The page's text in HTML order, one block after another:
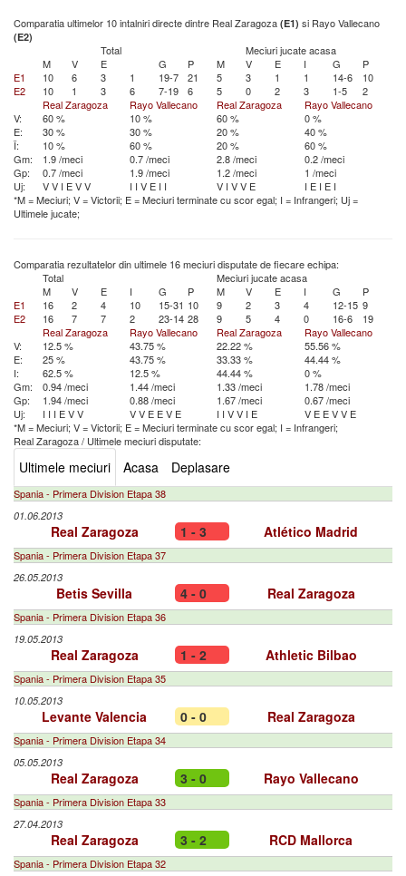
Comparatia ultimelor 10 intalniri directe dintre Real Zaragoza (E1) si Rayo Vallecano
(E2)
Total
Meciuri jucate acasa
M
V E G P M V E I G
P
E1
10 6 3 1 19-7 21 5 3 1 1 14-6
10
E2
10 1 3 6 7-19 6 5 0 2 3 1-5
2
Real Zaragoza
Rayo Vallecano Real Zaragoza
Rayo Vallecano
V:
60 % 10 % 60 %
0 %
E:
30 % 30 % 20 %
40 %
Î:
10 % 60 % 20 %
60 %
Gm:
1.9 /meci 0.7 /meci 2.8 /meci
0.2 /meci
Gp:
0.7 /meci 1.9 /meci 1.2 /meci
1 /meci
Uj:
VV I EVV I I V E I I V I VV E I E I E I
*M = Meciuri; V = Victorii; E = Meciuri terminate cu scor egal; I = Infrangeri; Uj =
Ultimele jucate;
Comparatia rezultatelor din ultimele 16 meciuri disputate de fiecare echipa:
Total
Meciuri jucate acasa
M
V E I G P M V E I G
P
E1
16 2 4 10 15-31 10 9 2 3 4 12-15 9
E2
16 7 7 2 23-14 28 9 5 4 0 16-6
19
Real Zaragoza
Rayo Vallecano Real Zaragoza
Rayo Vallecano
V:
12.5 % 43.75 % 22.22 %
55.56 %
E:
25 % 43.75 % 33.33 %
44.44 %
I:
62.5 % 12.5 % 44.44 %
0 %
Gm:
0.94 /meci 1.44 /meci 1.33 /meci
1.78 /meci
Gp:
1.94 /meci 0.88 /meci 1.67 /meci
0.67 /meci
Uj:
I I I EVV VV E EV E I I VV I E V E EVV E
*M = Meciuri; V = Victorii; E = Meciuri terminate cu scor egal; I = Infrangeri;
Real Zaragoza/ Ultimele meciuri disputate:
Ultimele meciuri Acasa Deplasare
Spania - Primera Division Etapa 38
01.06.2013
Real Zaragoza 1 - 3 Atlético Madrid
Spania - Primera Division Etapa 37
26.05.2013
Betis Sevilla 4 - 0 Real Zaragoza
Spania - Primera Division Etapa 36
19.05.2013
Real Zaragoza 1 - 2 Athletic Bilbao
Spania - Primera Division Etapa 35
10.05.2013
Levante Valencia 0 - 0 Real Zaragoza
Spania - Primera Division Etapa 34
05.05.2013
Real Zaragoza 3 - 0 Rayo Vallecano
Spania - Primera Division Etapa 33
27.04.2013
Real Zaragoza 3 - 2 RCD Mallorca
Spania - Primera Division Etapa 32